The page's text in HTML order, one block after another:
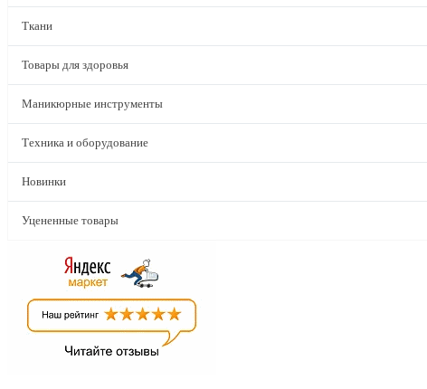
Ткани
Товары для здоровья
Маникюрные инструменты
Техника и оборудование
Новинки
Уцененные товары